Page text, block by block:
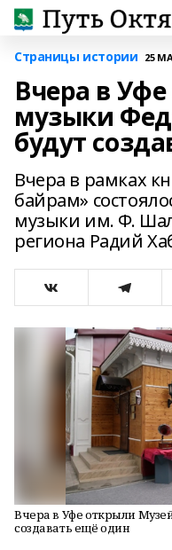
Страницы истории 25
Вчера в
музыки
будут
Вчера в рамках
байрам»
музыки им. Ф.
региона Радий
Вчера в Уфе открыли
создавать ещё один